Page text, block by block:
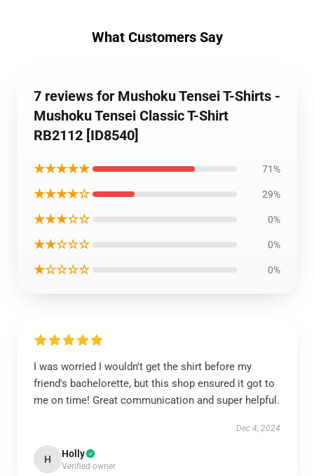
What Customers Say
7 reviews for Mushoku Tensei T-Shirts -
Mushoku Tensei Classic T-Shirt
RB2112 [ID8540]
★★★★★ 71%
★★★★☆ 29%
★★★☆☆ 0%
★★☆☆☆ 0%
★☆☆☆☆ 0%
I was worried I wouldn't get the shirt before my
friend's bachelorette, but this shop ensured it got to
me on time! Great communication and super helpful.
Dec 4, 2024
H Holly
Verified owner